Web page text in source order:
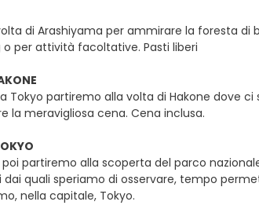
di Arashiyama per ammirare la foresta di
o per attività facoltative. Pasti liberi
Tokyo partiremo alla volta di Hakone dove
la meravigliosa cena. Cena inclusa.
partiremo alla scoperta del parco
quali speriamo di osservare, tempo
nella capitale, Tokyo.